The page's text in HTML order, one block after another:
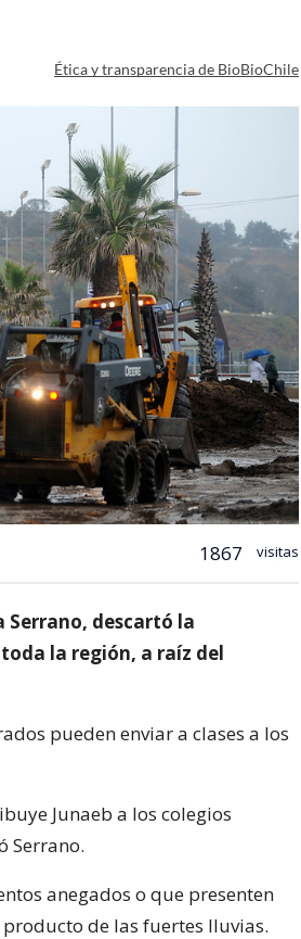
Ética y transparencia de BioBioChile
1867 visitas
Serrano, descartó la
la región, a raíz del
pueden enviar a clases a los
Junaeb a los colegios
Serrano.
anegados o que presenten
de las fuertes lluvias.